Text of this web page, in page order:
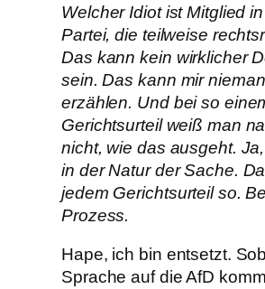
Welcher Idiot ist Mitglied
Partei, die teilweise
Das kann kein wirklicher
sein. Das kann mir
erzählen. Und bei so
Gerichtsurteil weiß man
nicht, wie das ausgeht.
in der Natur der Sache.
jedem Gerichtsurteil so.
Prozess.
Hape, ich bin entsetzt.
Sprache auf die AfD